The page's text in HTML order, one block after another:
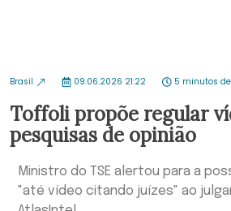
Brasil 09.06.2026 21:22 5 minutos
Toffoli propõe regular
pesquisas de opinião
Ministro do TSE alertou para a
"até vídeo citando juízes" ao